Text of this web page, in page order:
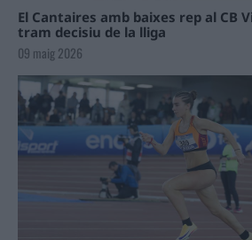
El Cantaires amb baixes rep al CB
tram decisiu de la lliga
09 maig 2026